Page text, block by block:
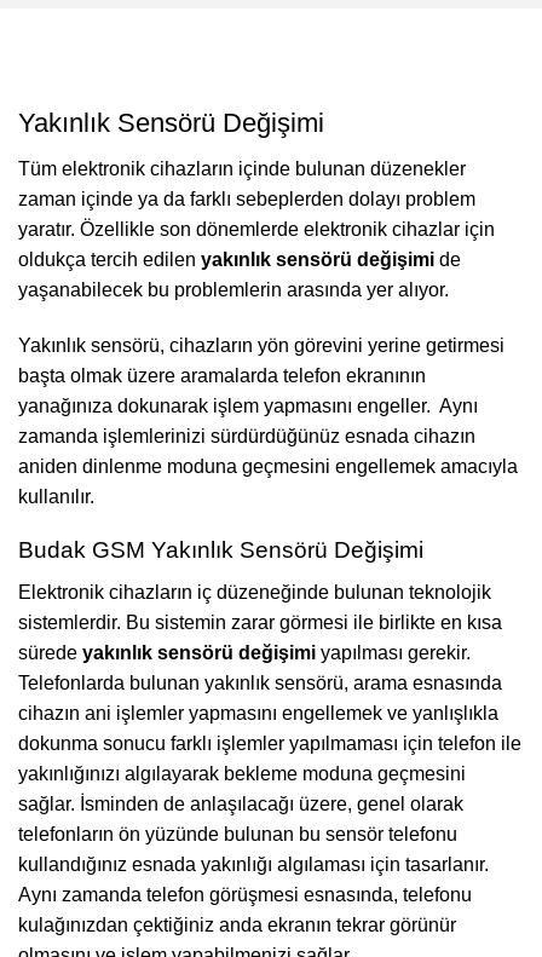
Yakınlık Sensörü Değişimi
Tüm elektronik cihazların içinde bulunan düzenekler
zaman içinde ya da farklı sebeplerden dolayı problem
yaratır. Özellikle son dönemlerde elektronik cihazlar için
oldukça tercih edilen yakınlık sensörü değişimi de
yaşanabilecek bu problemlerin arasında yer alıyor.
Yakınlık sensörü, cihazların yön görevini yerine getirmesi
başta olmak üzere aramalarda telefon ekranının
yanağınıza dokunarak işlem yapmasını engeller. Aynı
zamanda işlemlerinizi sürdürdüğünüz esnada cihazın
aniden dinlenme moduna geçmesini engellemek amacıyla
kullanılır.
Budak GSM Yakınlık Sensörü Değişimi
Elektronik cihazların iç düzeneğinde bulunan teknolojik
sistemlerdir. Bu sistemin zarar görmesi ile birlikte en kısa
sürede yakınlık sensörü değişimi yapılması gerekir.
Telefonlarda bulunan yakınlık sensörü, arama esnasında
cihazın ani işlemler yapmasını engellemek ve yanlışlıkla
dokunma sonucu farklı işlemler yapılmaması için telefon ile
yakınlığınızı algılayarak bekleme moduna geçmesini
sağlar. İsminden de anlaşılacağı üzere, genel olarak
telefonların ön yüzünde bulunan bu sensör telefonu
kullandığınız esnada yakınlığı algılaması için tasarlanır.
Aynı zamanda telefon görüşmesi esnasında, telefonu
kulağınızdan çektiğiniz anda ekranın tekrar görünür